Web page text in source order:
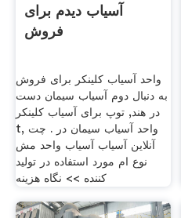
آسیاب دیدم برای
فروش
واحد آسیاب کلینکر برای فروش
به دنبال دوم آسیاب سیمان دست
در هند, توپ برای آسیاب کلینکر
t, واحد آسیاب سیمان در . چت
آنلاین آسیاب آسیاب واحد مش
نوع ام مورد استفاده در تولید
کننده >> نگاه هزینه